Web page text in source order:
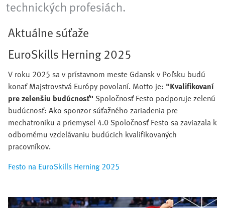
technických profesiách.
Aktuálne súťaže
EuroSkills Herning 2025
V roku 2025 sa v prístavnom meste Gdansk v Poľsku budú
konať Majstrovstvá Európy povolaní. Motto je: "Kvalifikovaní
pre zelenšiu budúcnosť" Spoločnosť Festo podporuje zelenú
budúcnosť: Ako sponzor súťažného zariadenia pre
mechatroniku a priemysel 4.0 Spoločnosť Festo sa zaviazala k
odbornému vzdelávaniu budúcich kvalifikovaných
pracovníkov.
Festo na EuroSkills Herning 2025